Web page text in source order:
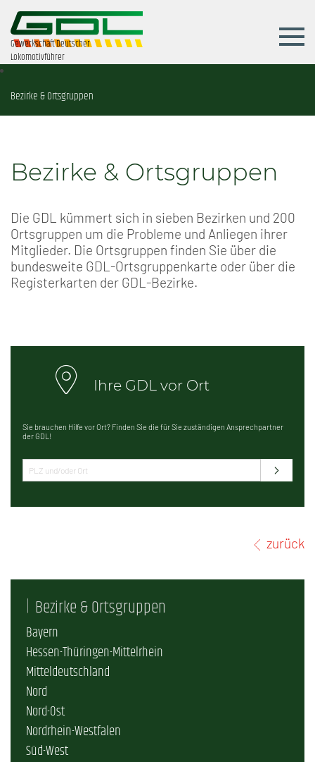
Gewerkschaft Deutscher
Lokomotivführer
Bezirke & Ortsgruppen
Bezirke & Ortsgruppen
Die GDL kümmert sich in sieben Bezirken und 200
Ortsgruppen um die Probleme und Anliegen ihrer
Mitglieder. Die Ortsgruppen finden Sie über die
bundesweite GDL-Ortsgruppenkarte oder über die
Registerkarten der GDL-Bezirke.
Ihre GDL vor Ort
Sie brauchen Hilfe vor Ort? Finden Sie die für Sie zuständigen Ansprechpartner
der GDL!
zurück
Bezirke & Ortsgruppen
Bayern
Hessen-Thüringen-Mittelrhein
Mitteldeutschland
Nord
Nord-Ost
Nordrhein-Westfalen
Süd-West